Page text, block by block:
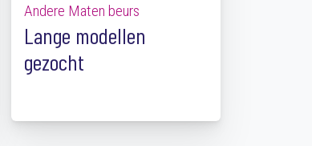
Andere Maten beurs
Lange modellen
gezocht